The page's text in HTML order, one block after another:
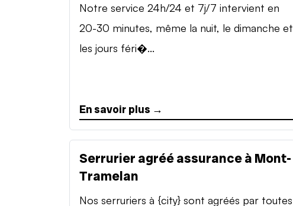
Notre service 24h/24 et 7j/7 intervient en
20-30 minutes, même la nuit, le dimanche et
les jours féri�...
En savoir plus →
Serrurier agréé assurance à Mont-
Tramelan
Nos serruriers à {city} sont agréés par toutes